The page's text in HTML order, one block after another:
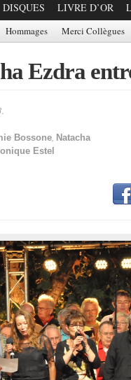
DISQUES LIVRE D’OR
Hommages Merci Collègues
Ezdra
Bossone, Natacha
Estel